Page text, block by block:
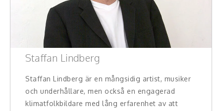
Staffan Lindberg
Staffan Lindberg är en mångsidig artist, musiker
och underhållare, men också en engagerad
klimatfolkbildare med lång erfarenhet av att